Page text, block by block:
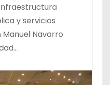
y servicios
Manuel Navarro